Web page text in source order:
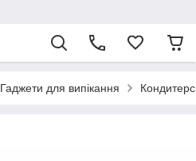
Гаджети для випікання